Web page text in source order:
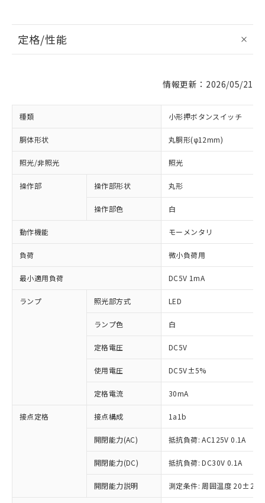
定格/性能
情報更新：2026/05/21
種類 小形押ボタンスイッチ
胴体形状 丸胴形(φ12mm)
照光/非照光 照光
操作部 操作部形状 丸形
操作部色 白
動作機能 モーメンタリ
負荷 微小負荷用
最小適用負荷 DC5V 1mA
ランプ 照光部方式 LED
ランプ色 白
定格電圧 DC5V
使用電圧 DC5V±5%
定格電流 30mA
接点定格 接点構成 1a1b
開閉能力(AC) 抵抗負荷: AC125V 0.1A
開閉能力(DC) 抵抗負荷: DC30V 0.1A
開閉能力説明 測定条件: 周囲温度 20±2℃